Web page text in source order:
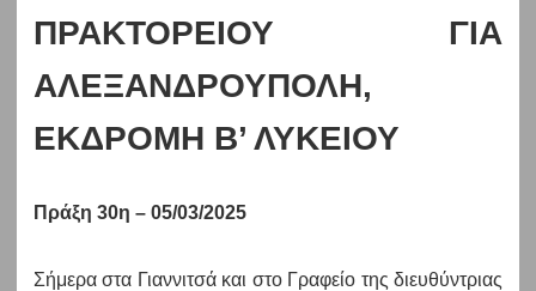
ΠΡΑΚΤΟΡΕΙΟΥ ΓΙΑ
ΑΛΕΞΑΝΔΡΟΥΠΟΛΗ,
ΕΚΔΡΟΜΗ Β’ ΛΥΚΕΙΟΥ
Πράξη 30η – 05/03/2025
Σήμερα στα Γιαννιτσά και στο Γραφείο της διευθύντριας